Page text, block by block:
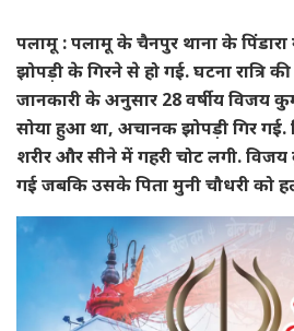
पलामू : पलामू के चैनपुर थाना के
झोपड़ी के गिरने से हो गई. घटना रात्रि
जानकारी के अनुसार 28 वर्षीय विजय
सोया हुआ था, अचानक झोपड़ी गिर
शरीर और सीने में गहरी चोट लगी. विजय
गई जबकि उसके पिता मुनी चौधरी को